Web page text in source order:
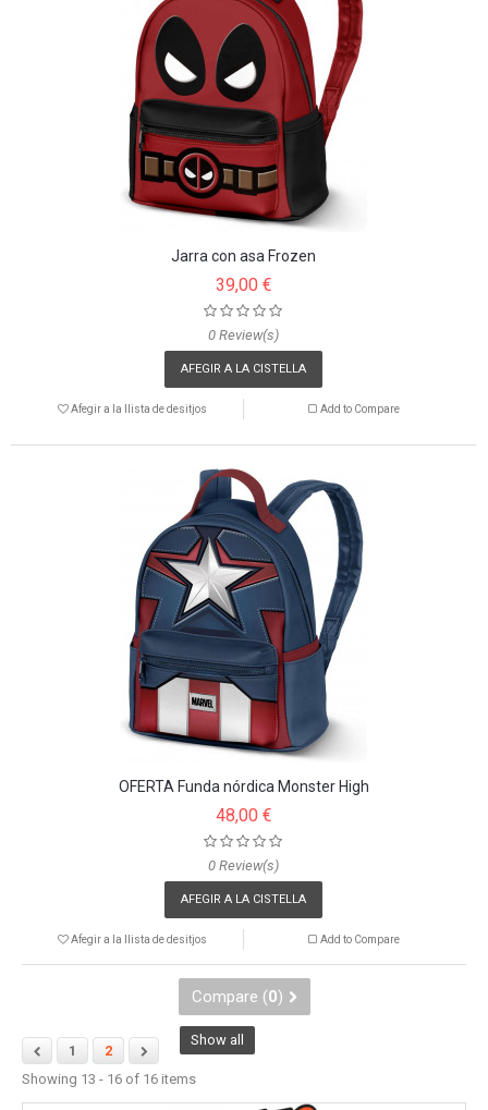
Jarra con asa Frozen
39,00 €
0 Review(s)
AFEGIR A LA CISTELLA
Afegir a la llista de desitjos Add to Compare
OFERTA Funda nórdica Monster High
48,00 €
0 Review(s)
AFEGIR A LA CISTELLA
Afegir a la llista de desitjos Add to Compare
Compare (0)
Show all
1
2
Showing 13 - 16 of 16 items